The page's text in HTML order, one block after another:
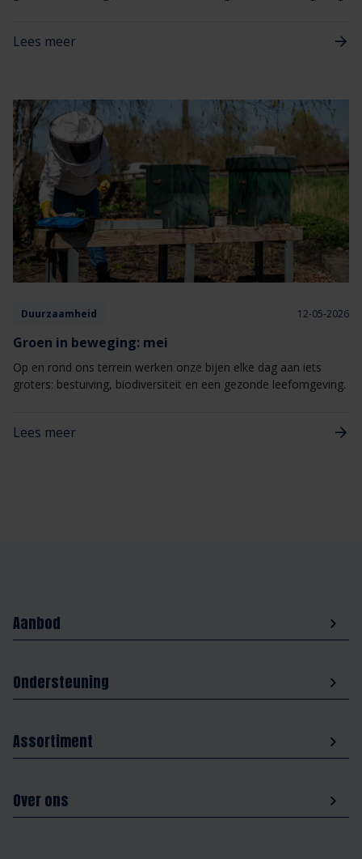
Lees meer
Duurzaamheid 12-05-2026
Groen in beweging: mei
Op en rond ons terrein werken onze bijen elke dag aan iets
groters: bestuiving, biodiversiteit en een gezonde leefomgeving.
Lees meer
Aanbod
Ondersteuning
Assortiment
Over ons